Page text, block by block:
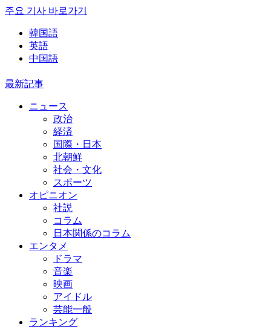
주요 기사 바로가기
韓国語
英語
中国語
最新記事
ニュース
政治
経済
国際・日本
北朝鮮
社会・文化
スポーツ
オピニオン
社説
コラム
日本関係のコラム
エンタメ
ドラマ
音楽
映画
アイドル
芸能一般
ランキング